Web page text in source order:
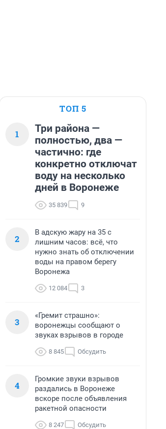
ТОП 5
1
Три района —
полностью, два —
частично: где
конкретно отключат
воду на несколько
дней в Воронеже
35 839 9
2
В адскую жару на 35 с
лишним часов: всё, что
нужно знать об отключении
воды на правом берегу
Воронежа
12 084 3
3
«Гремит страшно»:
воронежцы сообщают о
звуках взрывов в городе
8 845 Обсудить
4
Громкие звуки взрывов
раздались в Воронеже
вскоре после объявления
ракетной опасности
8 247 Обсудить